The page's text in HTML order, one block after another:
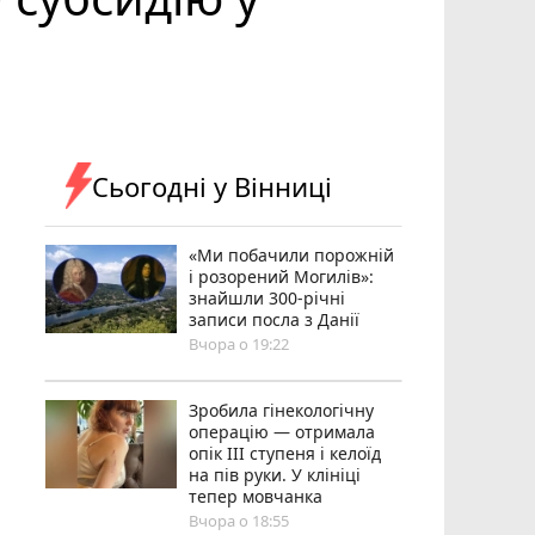
Сьогодні у Вінниці
«Ми побачили порожній
і розорений Могилів»:
знайшли 300-річні
записи посла з Данії
Вчора о 19:22
Зробила гінекологічну
операцію — отримала
опік ІІІ ступеня і келоїд
на пів руки. У клініці
тепер мовчанка
Вчора о 18:55